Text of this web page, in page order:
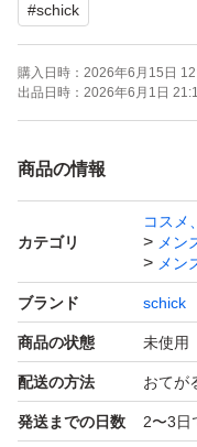
ルして摩擦を軽減
●「フリップ式トリマ
別途出品しておりま
感肌用 本体替刃セッ
はございませんが、
ご理解、ご了承の上ご
#schick
購入日時： 2026年6月15日
出品日時： 2026年6月1日
商品の情報
カテゴリ
コスメ
メン
メン
ブランド schick
商品の状態 未使用
配送の方法 おてが
発送までの日数 2〜3日